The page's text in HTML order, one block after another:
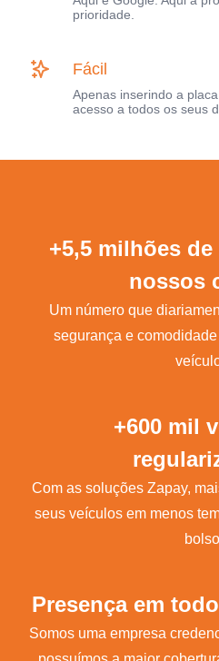
prioridade.
Fácil
Apenas inserindo a
acesso a todos os seus
+5,5 milhões
nossos
Um número que
segurança e
+600 mil
Com as soluções Zapay,
seus veículos em menos
Presença em
Somos uma empresa